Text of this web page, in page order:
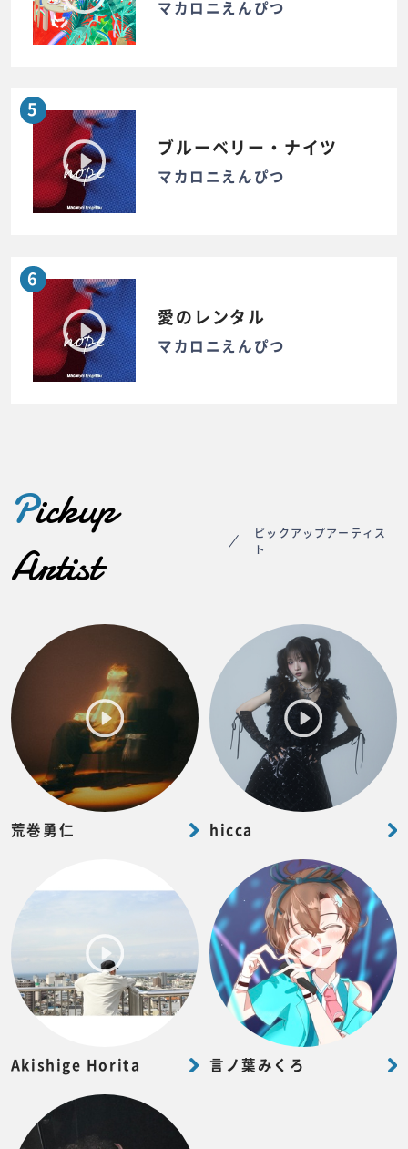
マカロニえんぴつ
5
ブルーベリー・ナイツ
マカロニえんぴつ
6
愛のレンタル
マカロニえんぴつ
Pickup
Artist
ピックアップアーティス
ト
荒巻勇仁 hicca
Akishige Horita 言ノ葉みくろ